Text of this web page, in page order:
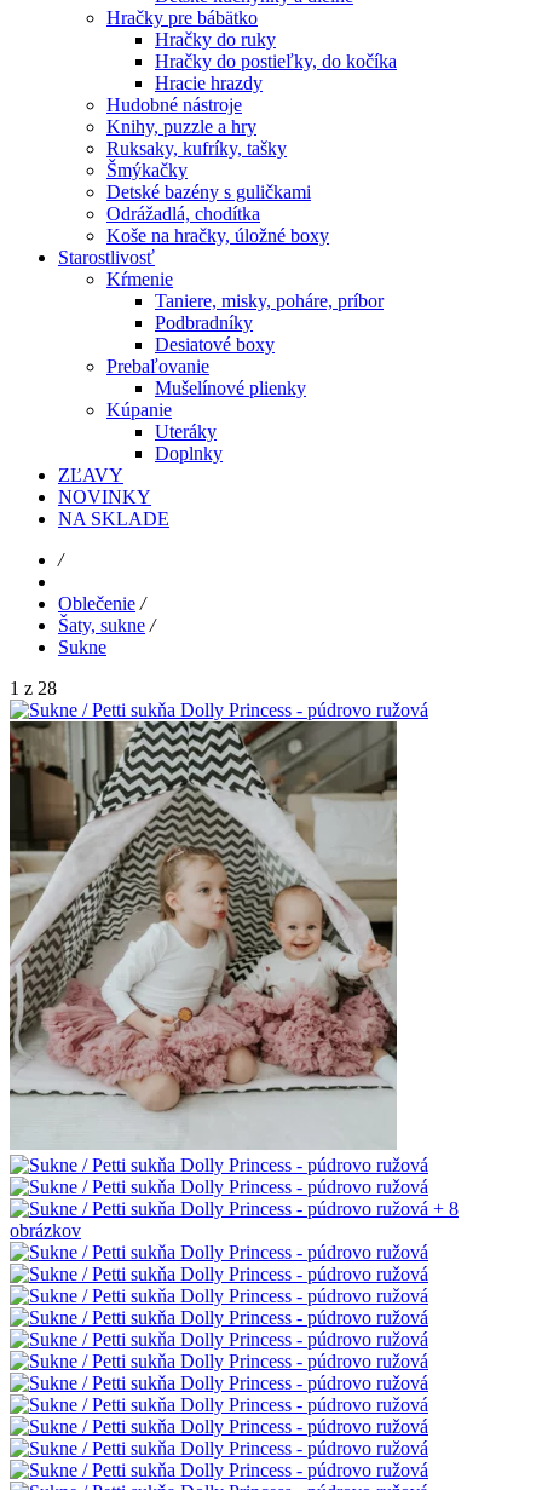
Hračky pre bábätko
Hračky do ruky
Hračky do postieľky, do kočíka
Hracie hrazdy
Hudobné nástroje
Knihy, puzzle a hry
Ruksaky, kufríky, tašky
Šmýkačky
Detské bazény s guličkami
Odrážadlá, chodítka
Koše na hračky, úložné boxy
Starostlivosť
Kŕmenie
Taniere, misky, poháre, príbor
Podbradníky
Desiatové boxy
Prebaľovanie
Mušelínové plienky
Kúpanie
Uteráky
Doplnky
ZĽAVY
NOVINKY
NA SKLADE
/
Oblečenie /
Šaty, sukne /
Sukne
1 z 28
+ 8
obrázkov